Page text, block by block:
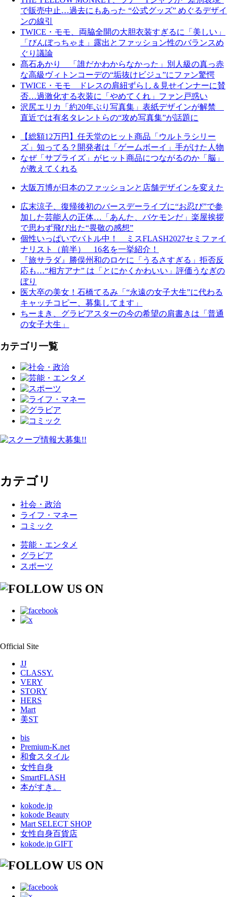
で販売中止…過去にもあった “公式グッズ” めぐるデザイ
ンの線引
TWICE・モモ、両脇全開の大胆衣装すぎるに「美しい」
「びんぼっちゃま」露出とファッション性のバランスめ
ぐり議論
髙石あかり 「誰だかわからなかった」別人級の真っ赤
な高級ヴィトンコーデの“垢抜けビジュ”にファン驚愕
TWICE・モモ ドレスの肩紐ずらし＆見せインナーに賛
否…過激化する衣装に「やめてくれ」ファン戸惑い
沢尻エリカ「約20年ぶり写真集」表紙デザインが解禁
直近では有名タレントらの“攻め写真集”が話題に
【総額12万円】任天堂のヒット商品「ウルトラシリー
ズ」知ってる？開発者は「ゲームボーイ」手がけた人物
なぜ「サプライズ」がヒット商品につながるのか「脳」
が教えてくれる
大阪万博が日本のファッションと店舗デザインを変えた
広末涼子、復帰後初のバースデーライブに“お忍び”で参
加した芸能人の正体…「あんた、バケモンだ」楽屋挨拶
で思わず飛び出た“畏敬の感想”
個性いっぱいでバトル中！ ミスFLASH2027セミファイ
ナリスト（前半） 16名を一挙紹介！
『旅サラダ』勝俣州和のロケに「うるさすぎる」拒否反
応も…“相方アナ” は「とにかくかわいい」評価うなぎの
ぼり
医大卒の美女！石橋てるみ「“永遠の女子大生”に代わる
キャッチコピー、募集してます」
ちーまき、グラビアスターの今の希望の肩書きは「普通
の女子大生」
カテゴリ一覧
カテゴリ
社会・政治
ライフ・マネー
コミック
芸能・エンタメ
グラビア
スポーツ
Official Site
JJ
CLASSY.
VERY
STORY
HERS
Mart
美ST
bis
Premium-K.net
和食スタイル
女性自身
SmartFLASH
本がすき。
kokode.jp
kokode Beauty
Mart SELECT SHOP
女性自身百貨店
kokode.jp GIFT